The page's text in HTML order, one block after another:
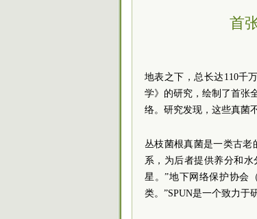
首
地表之下，总长达110千
学》的研究，绘制了首张
络。研究发现，这些真菌
丛枝菌根真菌是一类古老
系，为后者提供养分和
星。”地下网络保护协会
类。”SPUN是一个致力于